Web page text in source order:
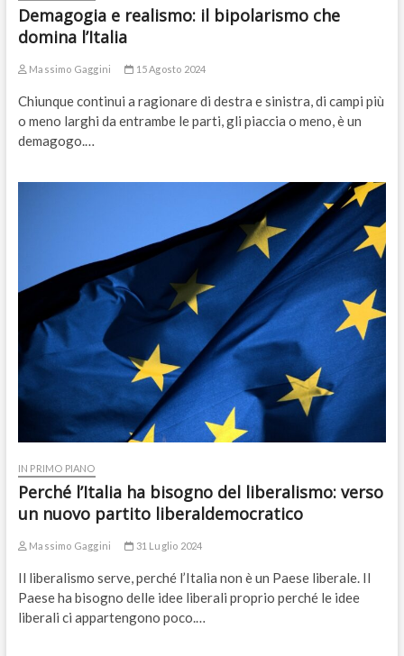
Demagogia e realismo: il bipolarismo che
domina l’Italia
Massimo Gaggini 15 Agosto 2024
Chiunque continui a ragionare di destra e sinistra, di campi più
o meno larghi da entrambe le parti, gli piaccia o meno, è un
demagogo.…
IN PRIMO PIANO
Perché l’Italia ha bisogno del liberalismo: verso
un nuovo partito liberaldemocratico
Massimo Gaggini 31 Luglio 2024
Il liberalismo serve, perché l’Italia non è un Paese liberale. Il
Paese ha bisogno delle idee liberali proprio perché le idee
liberali ci appartengono poco.…